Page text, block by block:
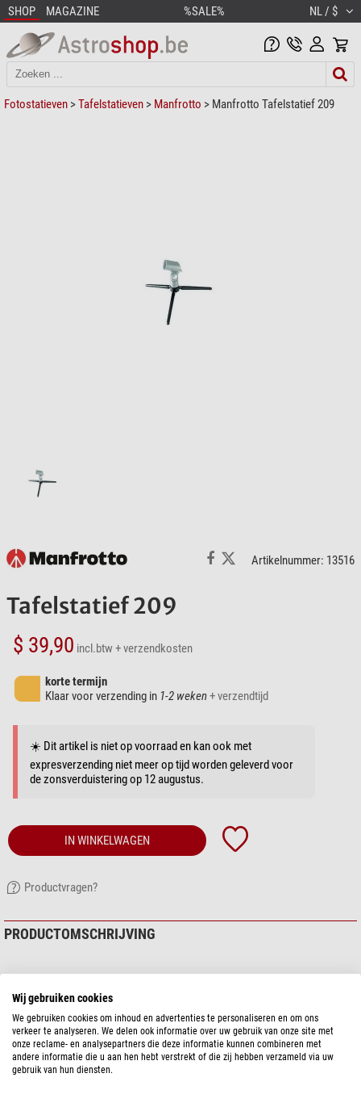
SHOP MAGAZINE %SALE% NL / $
Fotostatieven >Tafelstatieven > Manfrotto > Manfrotto Tafelstatief 209
Artikelnummer: 13516
Tafelstatief 209
$ 39,90 incl.btw+ verzendkosten
korte termijn
Klaar voor verzending in 1-2 weken+ verzendtijd
☀️ Dit artikel is niet op voorraad en kan ook met
expresverzending niet meer op tijd worden geleverd voor
de zonsverduistering op 12 augustus.
IN WINKELWAGEN
Productvragen?
PRODUCTOMSCHRIJVING
Wij gebruiken cookies
We gebruiken cookies om inhoud en advertenties te personaliseren en om ons
verkeer te analyseren. We delen ook informatie over uw gebruik van onze site met
onze reclame- en analysepartners die deze informatie kunnen combineren met
andere informatie die u aan hen hebt verstrekt of die zij hebben verzameld via uw
gebruik van hun diensten.